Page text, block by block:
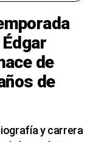
de
de
y carrera